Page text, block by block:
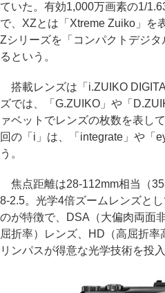
ていた。有効1,000万画素の1/
で、XZとは「Xtreme Zuiko」を
Zシリーズを「コンパクトデジ
るという。
搭載レンズは「i.ZUIKO
ズでは、「G.ZUIKO」や「
ァベットでレンズの枚数を表し
回の「i」は、「integrate」や「
う。
焦点距離は28-112mm相当（
8-2.5。光学4倍ズームレンズと
のが特徴で、DSA（大偏肉両面
屈折率）レンズ、HD（高屈折
リンパスが得意な光学技術を投